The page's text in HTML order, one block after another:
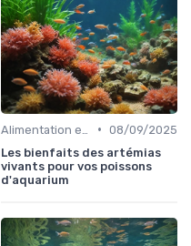
• 08/09/2025
Les bienfaits des artémias
vivants pour vos poissons
d'aquarium